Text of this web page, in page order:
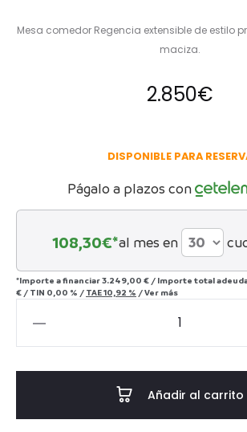
Mesa comedor Regencia extensible de estilo
maciza.
2.850€
DISPONIBLE PARA
Págalo a plazos con
108,30€*al mes en
*Importe a financiar3.249,00 € / Importe total
€ / TIN 0,00 % / TAE10,92 % /Ver más
Añadir al carrito